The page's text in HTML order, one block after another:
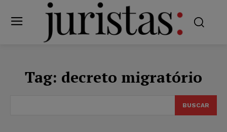
Tag: decreto migratório
BUSCAR